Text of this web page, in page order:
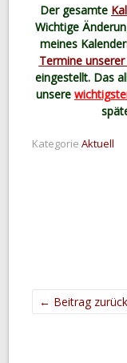
Der gesamte
Wichtige
meines
Termine
eingestellt. Das
unsere
Kategorie Aktuell
← Beitrag zurück